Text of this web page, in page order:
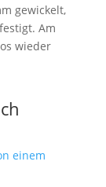
gewickelt,
Am
wieder